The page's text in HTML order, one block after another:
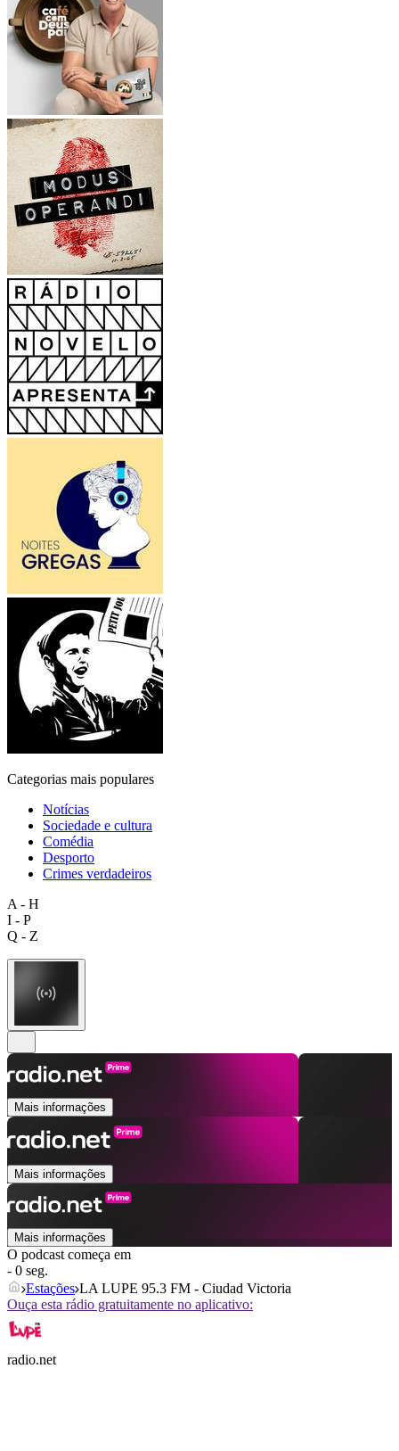
Categorias mais populares
Notícias
Sociedade e cultura
Comédia
Desporto
Crimes verdadeiros
A - H
I - P
Q - Z
Mais informações
Mais informações
Mais informações
O podcast começa em
- 0 seg.
Estações LA LUPE 95.3 FM - Ciudad Victoria
Ouça esta rádio gratuitamente no aplicativo:
radio.net